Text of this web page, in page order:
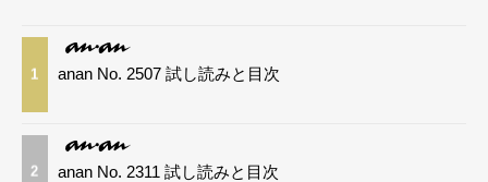
1 anan No. 2507 試し読みと目次
2 anan No. 2311 試し読みと目次